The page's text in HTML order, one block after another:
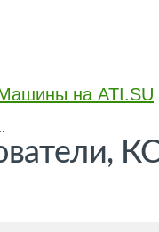
на ATI.SU